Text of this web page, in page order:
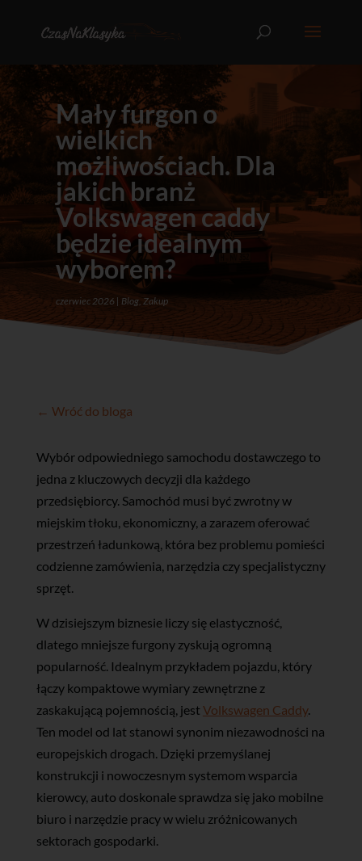
Mały furgon o
wielkich
możliwościach. Dla
jakich branż
Volkswagen caddy
będzie idealnym
wyborem?
czerwiec 2026 Blog, Zakup
← Wróć do bloga
Wybór odpowiedniego samochodu dostawczego to
jedna z kluczowych decyzji dla każdego
przedsiębiorcy. Samochód musi być zwrotny w
miejskim tłoku, ekonomiczny, a zarazem oferować
przestrzeń ładunkową, która bez problemu pomieści
codzienne zamówienia, narzędzia czy specjalistyczny
sprzęt.
W dzisiejszym biznesie liczy się elastyczność,
dlatego mniejsze furgony zyskują ogromną
popularność. Idealnym przykładem pojazdu, który
łączy kompaktowe wymiary zewnętrzne z
zaskakującą pojemnością, jest Volkswagen Caddy.
Ten model od lat stanowi synonim niezawodności na
europejskich drogach. Dzięki przemyślanej
konstrukcji i nowoczesnym systemom wsparcia
kierowcy, auto doskonale sprawdza się jako mobilne
biuro i narzędzie pracy w wielu zróżnicowanych
sektorach gospodarki.